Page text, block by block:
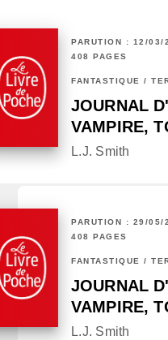
PARUTION : 12/03/
408 PAGES
FANTASTIQUE /
JOURNAL
VAMPIRE,
L.J. Smith
PARUTION : 29/05/
408 PAGES
FANTASTIQUE /
JOURNAL
VAMPIRE,
L.J. Smith